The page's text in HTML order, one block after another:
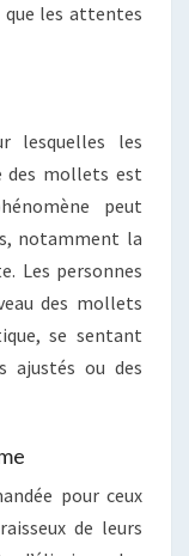
que les attentes
lesquelles les
des mollets est
peut
notamment la
Les personnes
des mollets
se sentant
ajustés ou des
pour ceux
de leurs